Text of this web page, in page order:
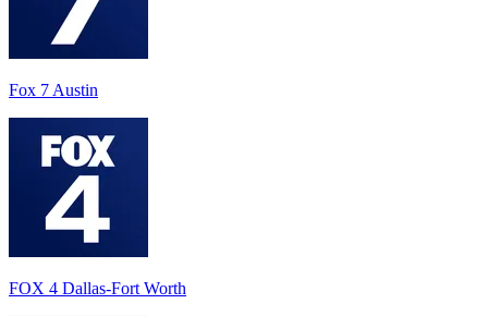
Fox 7 Austin
FOX 4 Dallas-Fort Worth